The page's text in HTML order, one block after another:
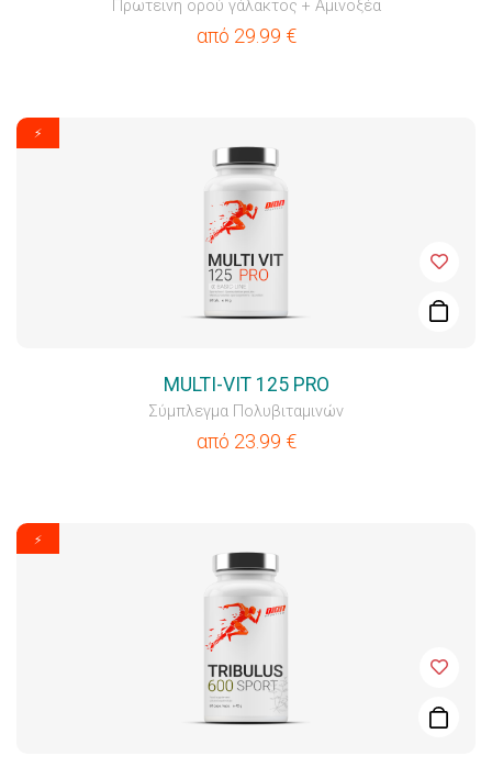
Πρωτεΐνη ορού γάλακτος + Αμινοξέα
από 29.99 €
⚡
MULTI-VIT 125 PRO
Σύμπλεγμα Πολυβιταμινών
από 23.99 €
⚡